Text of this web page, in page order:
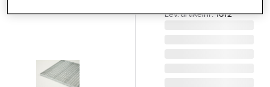
Lev. artikelnr: 1612